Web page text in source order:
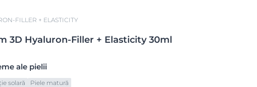
FILLER + ELASTICITY
3D Hyaluron-Filler + Elasticity30ml
ale pielii
solară Piele matură